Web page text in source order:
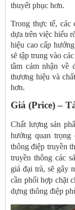
thuyết phục hơn.
Trong thực tế, các
dựa trên việc hiểu
hiệu cao cấp
sẽ tập trung vào
tầm cảm nhận về
thương hiệu và
hơn.
Giá (Price) –
Chất lượng sản
hưởng quan trọng
thông điệp truyền
truyền thông các
giá đại trà, sẽ gây
cần phối hợp chặt
dựng thông điệp